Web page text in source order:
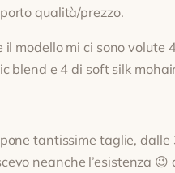
qualità/prezzo.
il modello mi ci sono volute
blend e 4 di soft silk
tantissime taglie, dalle
neanche l’esistenza 😉